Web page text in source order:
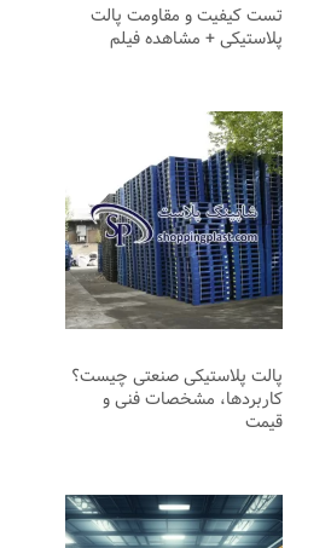
تست کیفیت و مقاومت پالت
پلاستیکی + مشاهده فیلم
پالت پلاستیکی صنعتی چیست؟
کاربردها، مشخصات فنی و
قیمت